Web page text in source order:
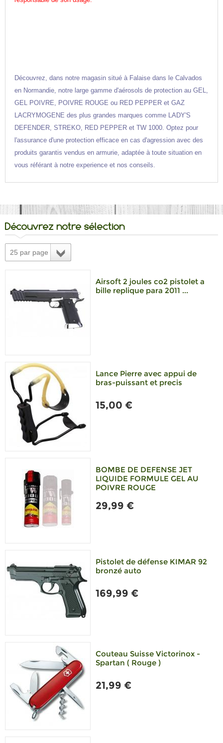
Découvrez, dans notre magasin situé à Falaise dans le Calvados
en Normandie, notre large gamme d'aérosols de protection au GEL,
GEL POIVRE, POIVRE ROUGE ou RED PEPPER et GAZ
LACRYMOGENE des plus grandes marques comme LADY'S
DEFENDER, STREKO, RED PEPPER et TW 1000. Optez pour
l'assurance d'une protection efficace en cas d'agression avec des
produits garantis vendus en armurie, adaptée à toute situation en
vous référant à notre experience et nos conseils.
Découvrez notre sélection
25 par page
Airsoft 2 joules co2 pistolet a
bille replique para 2011 ...
Lance Pierre avec appui de
bras-puissant et precis
15,00 €
BOMBE DE DEFENSE JET
LIQUIDE FORMULE GEL AU
POIVRE ROUGE
29,99 €
Pistolet de défense KIMAR 92
bronzé auto
169,99 €
Couteau Suisse Victorinox -
Spartan ( Rouge )
21,99 €